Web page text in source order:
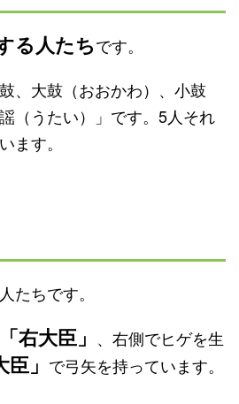
る人たちです。
、大鼓（おおかわ）、小鼓
（うたい）」です。5人それ
ます。
たちです。
「右大臣」 、右側でヒゲを生
臣」 で弓矢を持っています。